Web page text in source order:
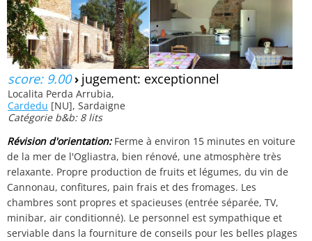
score: 9.00› jugement: exceptionnel
Localita Perda Arrubia,
Cardedu [NU], Sardaigne
Catégorie b&b: 8 lits
Révision d'orientation:Ferme à environ 15 minutes en voiture
de la mer de l'Ogliastra, bien rénové, une atmosphère très
relaxante. Propre production de fruits et légumes, du vin de
Cannonau, confitures, pain frais et des fromages. Les
chambres sont propres et spacieuses (entrée séparée, TV,
minibar, air conditionné). Le personnel est sympathique et
serviable dans la fourniture de conseils pour les belles plages